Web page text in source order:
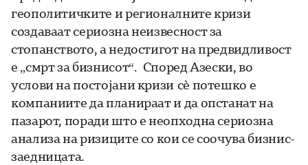
геополитичките и регионалните кризи
создаваат сериозна неизвесност за
стопанството, а недостигот на предвидливост
е „смрт за бизнисот“. Според Азески, во
услови на постојани кризи сè потешко е
компаниите да планираат и да опстанат на
пазарот, поради што е неопходна сериозна
анализа на ризиците со кои се соочува бизнис-
заедницата.